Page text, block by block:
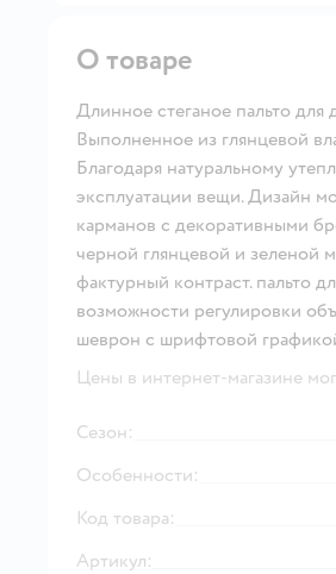
О товаре
Длинное стеганое пальто для
Выполненное из глянцевой
Благодаря натуральному
эксплуатации вещи. Дизайн
карманов с декоративными
черной глянцевой и зеленой
фактурный контраст. пальто
возможности регулировки
шеврон с шрифтовой
Цены в интернет-магазине
Сезон:
Особенности:
Код товара:
Артикул: